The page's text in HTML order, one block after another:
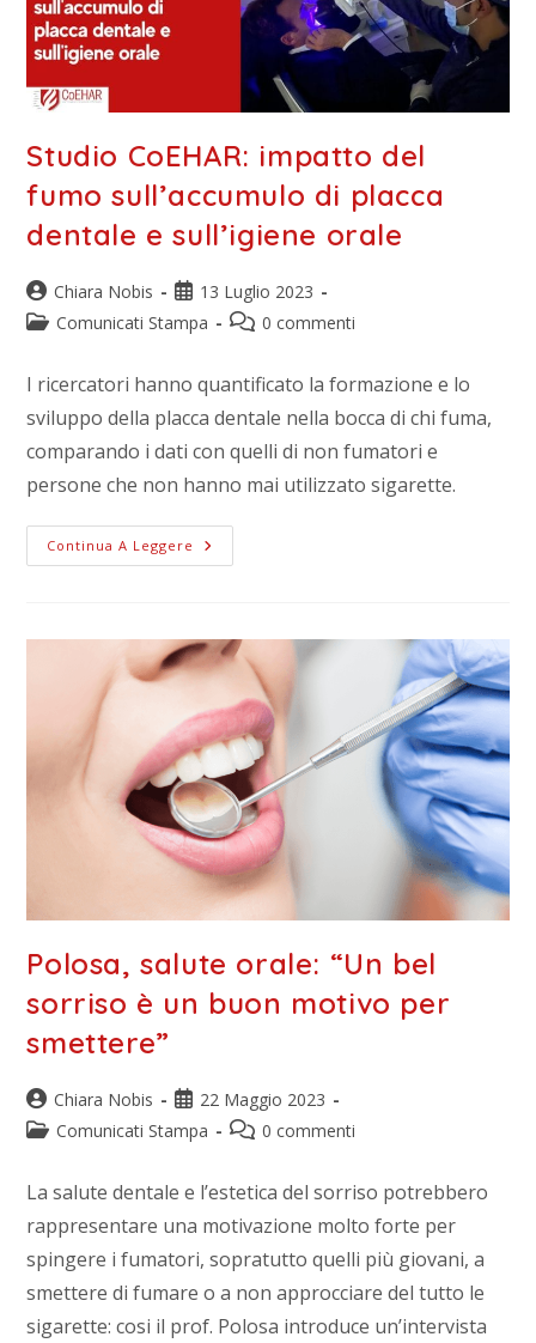
Studio CoEHAR: impatto del
fumo sull’accumulo di placca
dentale e sull’igiene orale
Chiara Nobis
13 Luglio 2023
Comunicati Stampa
0 commenti
I ricercatori hanno quantificato la formazione e lo
sviluppo della placca dentale nella bocca di chi fuma,
comparando i dati con quelli di non fumatori e
persone che non hanno mai utilizzato sigarette.
Continua A Leggere
Polosa, salute orale: “Un bel
sorriso è un buon motivo per
smettere”
Chiara Nobis
22 Maggio 2023
Comunicati Stampa
0 commenti
La salute dentale e l’estetica del sorriso potrebbero
rappresentare una motivazione molto forte per
spingere i fumatori, sopratutto quelli più giovani, a
smettere di fumare o a non approcciare del tutto le
sigarette: cosi il prof. Polosa introduce un’intervista